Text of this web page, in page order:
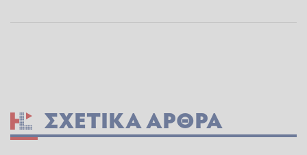
ΣΧΕΤΙΚΆ ΆΡΘΡΑ